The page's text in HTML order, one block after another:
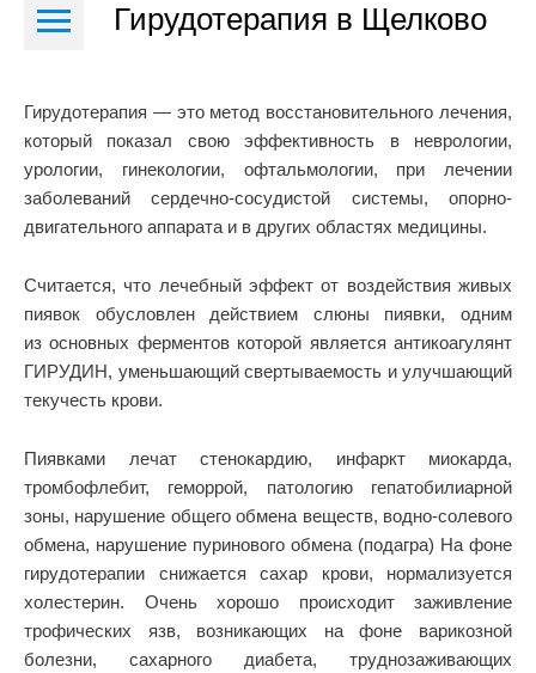
Гирудотерапия в Щелково
Гирудотерапия — это метод восстановительного лечения,
который показал свою эффективность в неврологии,
урологии, гинекологии, офтальмологии, при лечении
заболеваний сердечно-сосудистой системы, опорно-
двигательного аппарата и в других областях медицины.
Считается, что лечебный эффект от воздействия живых
пиявок обусловлен действием слюны пиявки, одним
из основных ферментов которой является антикоагулянт
ГИРУДИН, уменьшающий свертываемость и улучшающий
текучесть крови.
Пиявками лечат стенокардию, инфаркт миокарда,
тромбофлебит, геморрой, патологию гепатобилиарной
зоны, нарушение общего обмена веществ, водно-солевого
обмена, нарушение пуринового обмена (подагра) На фоне
гирудотерапии снижается сахар крови, нормализуется
холестерин. Очень хорошо происходит заживление
трофических язв, возникающих на фоне варикозной
болезни, сахарного диабета, труднозаживающих